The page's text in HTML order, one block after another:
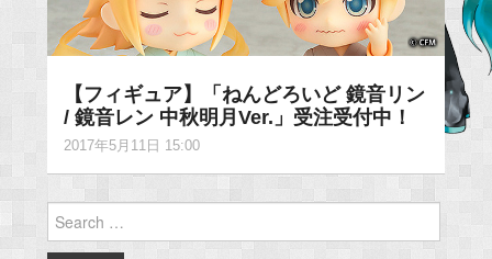
【フィギュア】「ねんどろいど 鏡音リン
/ 鏡音レン 中秋明月Ver.」受注受付中！
2017年5月11日 15:00
for: